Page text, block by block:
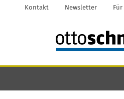
Kontakt Newsletter